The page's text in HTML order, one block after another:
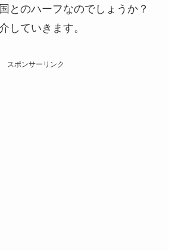
とのハーフなのでしょうか？
していきます。
スポンサーリンク